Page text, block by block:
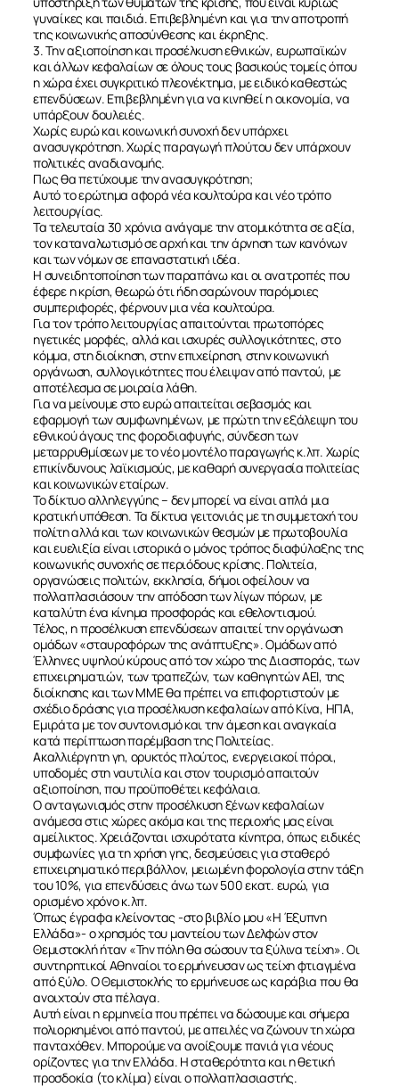
ΣΧΕΤΙΚΑ
ΝΕΑ
ΕΠΙΚΟΙΝΩΝΙΑ
γυναίκες και παιδιά. Επιβεβλημένη και για την αποτροπή
της κοινωνικής αποσύνθεσης και έκρηξης.
3. Την αξιοποίηση και προσέλκυση εθνικών, ευρωπαϊκών
και άλλων κεφαλαίων σε όλους τους βασικούς τομείς όπου
η χώρα έχει συγκριτικό πλεονέκτημα, με ειδικό καθεστώς
επενδύσεων. Επιβεβλημένη για να κινηθεί η οικονομία, να
υπάρξουν δουλειές.
Χωρίς ευρώ και κοινωνική συνοχή δεν υπάρχει
ανασυγκρότηση. Χωρίς παραγωγή πλούτου δεν υπάρχουν
πολιτικές αναδιανομής.
Πως θα πετύχουμε την ανασυγκρότηση;
Αυτό το ερώτημα αφορά νέα κουλτούρα και νέο τρόπο
λειτουργίας.
Τα τελευταία 30 χρόνια ανάγαμε την ατομικότητα σε αξία,
τον καταναλωτισμό σε αρχή και την άρνηση των κανόνων
και των νόμων σε επαναστατική ιδέα.
Η συνειδητοποίηση των παραπάνω και οι ανατροπές που
έφερε η κρίση, θεωρώ ότι ήδη σαρώνουν παρόμοιες
συμπεριφορές, φέρνουν μια νέα κουλτούρα.
Για τον τρόπο λειτουργίας απαιτούνται πρωτοπόρες
ηγετικές μορφές, αλλά και ισχυρές συλλογικότητες, στο
κόμμα, στη διοίκηση, στην επιχείρηση, στην κοινωνική
οργάνωση, συλλογικότητες που έλειψαν από παντού, με
αποτέλεσμα σε μοιραία λάθη.
Για να μείνουμε στο ευρώ απαιτείται σεβασμός και
εφαρμογή των συμφωνημένων, με πρώτη την εξάλειψη του
εθνικού άγους της φοροδιαφυγής, σύνδεση των
μεταρρυθμίσεων με το νέο μοντέλο παραγωγής κ.λπ. Χωρίς
επικίνδυνους λαϊκισμούς, με καθαρή συνεργασία πολιτείας
και κοινωνικών εταίρων.
Το δίκτυο αλληλεγγύης – δεν μπορεί να είναι απλά μια
κρατική υπόθεση. Τα δίκτυα γειτονιάς με τη συμμετοχή του
πολίτη αλλά και των κοινωνικών θεσμών με πρωτοβουλία
και ευελιξία είναι ιστορικά ο μόνος τρόπος διαφύλαξης της
κοινωνικής συνοχής σε περιόδους κρίσης. Πολιτεία,
οργανώσεις πολιτών, εκκλησία, δήμοι οφείλουν να
πολλαπλασιάσουν την απόδοση των λίγων πόρων, με
καταλύτη ένα κίνημα προσφοράς και εθελοντισμού.
Τέλος, η προσέλκυση επενδύσεων απαιτεί την οργάνωση
ομάδων «σταυροφόρων της ανάπτυξης». Ομάδων από
Έλληνες υψηλού κύρους από τον χώρο της Διασποράς, των
επιχειρηματιών, των τραπεζών, των καθηγητών ΑΕΙ, της
διοίκησης και των MME θα πρέπει να επιφορτιστούν με
σχέδιο δράσης για προσέλκυση κεφαλαίων από Κίνα, ΗΠΑ,
Εμιράτα με τον συντονισμό και την άμεση και αναγκαία
κατά περίπτωση παρέμβαση της Πολιτείας.
Ακαλλιέργητη γη, ορυκτός πλούτος, ενεργειακοί πόροι,
υποδομές στη ναυτιλία και στον τουρισμό απαιτούν
αξιοποίηση, που προϋποθέτει κεφάλαια.
Ο ανταγωνισμός στην προσέλκυση ξένων κεφαλαίων
ανάμεσα στις χώρες ακόμα και της περιοχής μας είναι
αμείλικτος. Χρειάζονται ισχυρότατα κίνητρα, όπως ειδικές
συμφωνίες για τη χρήση γης, δεσμεύσεις για σταθερό
επιχειρηματικό περιβάλλον, μειωμένη φορολογία στην τάξη
του 10%, για επενδύσεις άνω των 500 εκατ. ευρώ, για
ορισμένο χρόνο κ.λπ.
Όπως έγραφα κλείνοντας -στο βιβλίο μου «Η Έξυπνη
Ελλάδα»- ο χρησμός του μαντείου των Δελφών στον
Θεμιστοκλή ήταν «Την πόλη θα σώσουν τα ξύλινα τείχη». Οι
συντηρητικοί Αθηναίοι το ερμήνευσαν ως τείχη φτιαγμένα
από ξύλο. Ο Θεμιστοκλής το ερμήνευσε ως καράβια που θα
ανοιχτούν στα πέλαγα.
Αυτή είναι η ερμηνεία που πρέπει να δώσουμε και σήμερα
πολιορκημένοι από παντού, με απειλές να ζώνουν τη χώρα
πανταχόθεν. Μπορούμε να ανοίξουμε πανιά για νέους
ορίζοντες για την Ελλάδα. Η σταθερότητα και η θετική
προσδοκία (το κλίμα) είναι ο πολλαπλασιαστής.